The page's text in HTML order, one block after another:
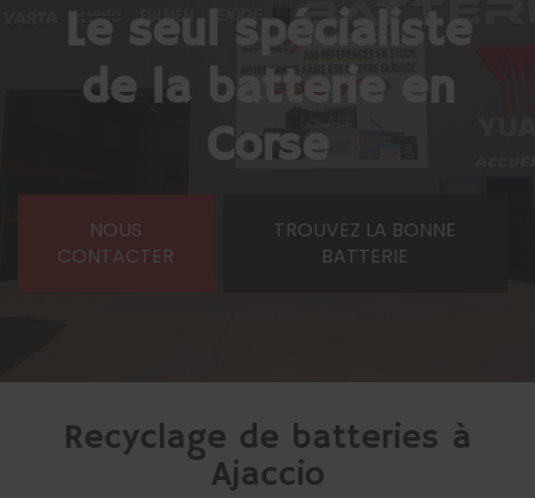
Le seul spécialiste
de la batterie en
Corse
NOUS
CONTACTER
TROUVEZ LA BONNE
BATTERIE
Recyclage de batteries à
Ajaccio